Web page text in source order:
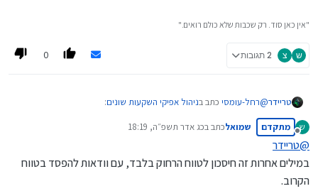
אשמח לשמוע דעתכם
"אין כאן סוד. רק שכבות שלא כולם רואים."
ש צ 2 תגובות 0
טריידר@רחל-עומסי כתב בניהול אפיקי השקעות שונים:
החלטה מושכלת מומלץ להמשיך לאחוז בה
ש
מנותק
מתקדם שמואלכתב בכג אדר תשפ״ה, 18:19
נערך לאחרונה על ידי
@טריידר
במילים אחרות זה חיסכון לטווח הרחוק בלבד, עם וודאות להפסד בטווח
הקרוב.